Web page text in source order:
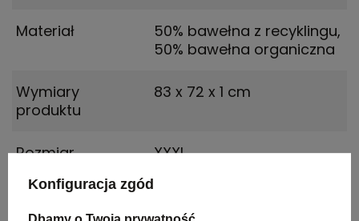
Materiał
50% bawełna z recyklingu,
50% bawełna organiczna
Wymiary
produktu
83 x 72 x 1 cm
Rozmiar XXXL
Konfiguracja zgód